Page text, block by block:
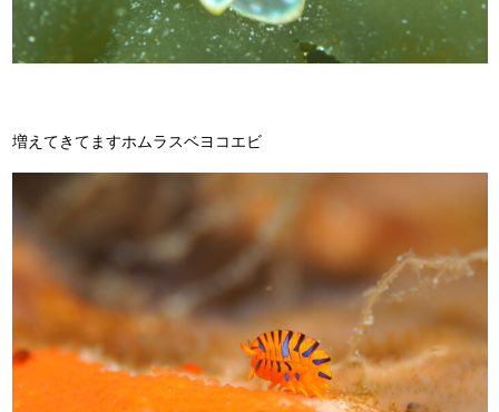
増えてきてますホムラスベヨコエビ